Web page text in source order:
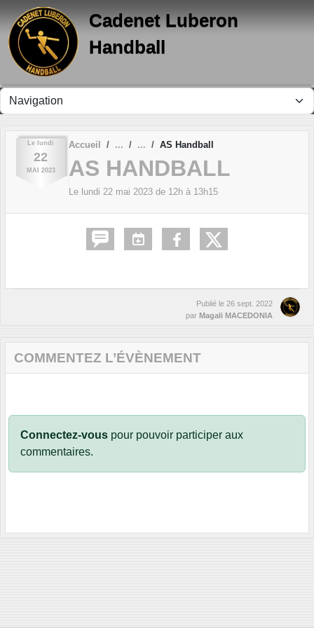
Cadenet Luberon
Handball
Le lundi
22
MAI 2023
Accueil AS Handball
AS HANDBALL
Le lundi 22 mai 2023 de 12h à 13h15
Publié le 26 sept. 2022
par Magali MACEDONIA
COMMENTEZ L’ÉVÈNEMENT
Connectez-vous pour pouvoir participer aux
commentaires.
Panneau de gestion des cookies